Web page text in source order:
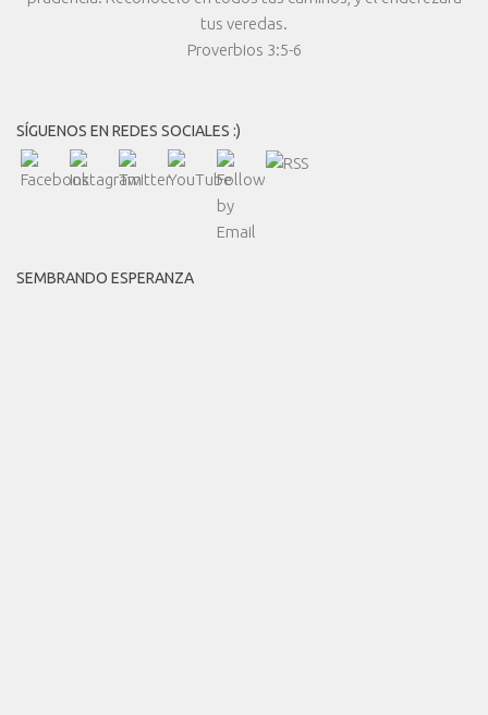
tus veredas.
Proverbios 3:5-6
SÍGUENOS EN REDES SOCIALES :)
SEMBRANDO ESPERANZA